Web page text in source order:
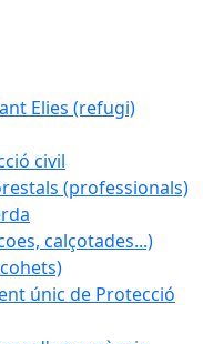
Elies (refugi)
civil
(professionals)
calçotades...)
únic de Protecció